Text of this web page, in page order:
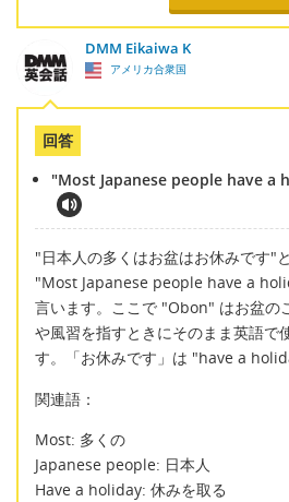
DMM Eikaiwa K
アメリカ合衆国
回答
"Most Japanese people have a
"日本人の多くはお盆はお休みです"
"Most Japanese people have a
言います。ここで "Obon" はお盆の
や風習を指すときにそのまま英語で
す。「お休みです」は "have a
関連語：
Most: 多くの
Japanese people: 日本人
Have a holiday: 休みを取る